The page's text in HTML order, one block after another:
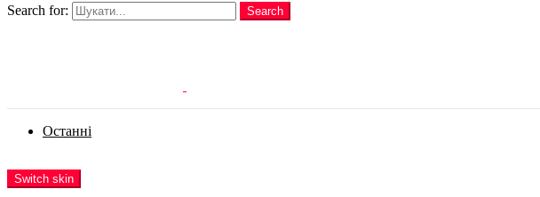
Search for:
Search
Останні
Switch skin